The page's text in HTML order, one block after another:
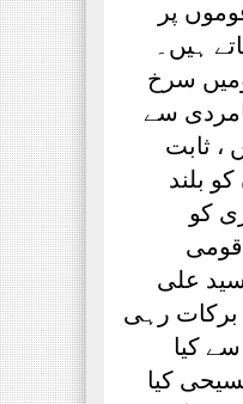
پر
ہیں۔
سرخ
سے
، ثابت
بلند
کو
علی
برکات رہی
کیا
کیا